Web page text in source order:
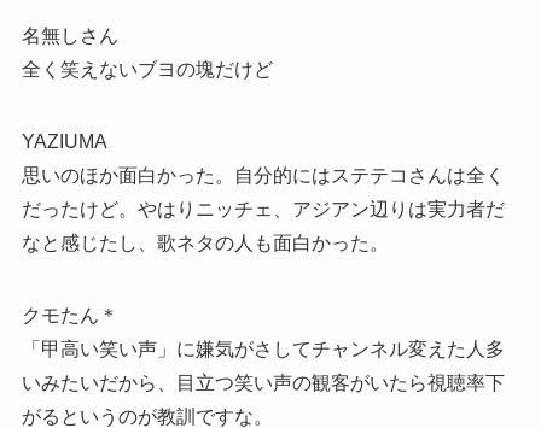
名無しさん
全く笑えないブヨの塊だけど
YAZIUMA
思いのほか面白かった。自分的にはステテコさんは全く
だったけど。やはりニッチェ、アジアン辺りは実力者だ
なと感じたし、歌ネタの人も面白かった。
クモたん＊
「甲高い笑い声」に嫌気がさしてチャンネル変えた人多
いみたいだから、目立つ笑い声の観客がいたら視聴率下
がるというのが教訓ですな。